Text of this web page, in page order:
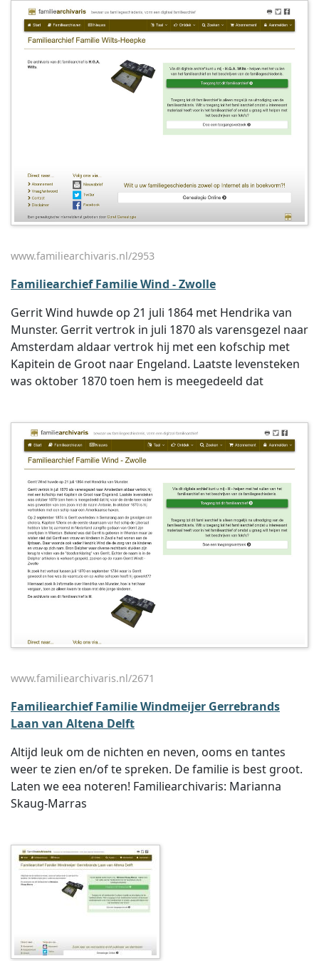
www.familiearchivaris.nl/2953
Familiearchief Familie Wind - Zwolle
Gerrit Wind huwde op 21 juli 1864 met Hendrika van
Munster. Gerrit vertrok in juli 1870 als varensgezel naar
Amsterdam aldaar vertrok hij met een kofschip met
Kapitein de Groot naar Engeland. Laatste levensteken
was oktober 1870 toen hem is meegedeeld dat
www.familiearchivaris.nl/2671
Familiearchief Familie Windmeijer Gerrebrands
Laan van Altena Delft
Altijd leuk om de nichten en neven, ooms en tantes
weer te zien en/of te spreken. De familie is best groot.
Laten we eea noteren! Familiearchivaris: Marianna
Skaug-Marras